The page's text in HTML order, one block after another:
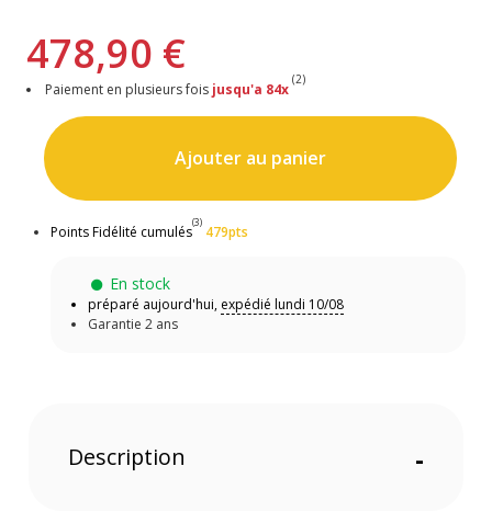
478,90 €
Paiement en plusieurs fois jusqu'a 84x
(2)
Ajouter au panier
Points Fidélité cumulés
(3)
479pts
En stock
préparé aujourd'hui, expédié lundi 10/08
Garantie 2 ans
Description -